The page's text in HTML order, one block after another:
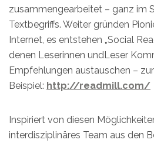
zusammengearbeitet – ganz im
Textbegriffs. Weiter gründen
Internet, es entstehen „Social
denen Leserinnen undLeser
Empfehlungen austauschen –
Beispiel: http://readmill.com/
Inspiriert von diesen
interdisziplinäres Team aus den